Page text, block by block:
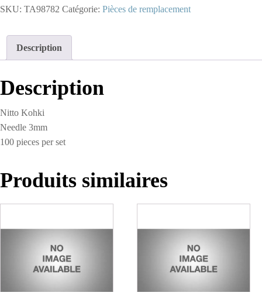
Needle
PC/Set)
SKU: TA98782 Catégorie: Pièces de remplacement
Description
Description
Nitto Kohki
Needle 3mm
100 pieces per set
Produits similaires